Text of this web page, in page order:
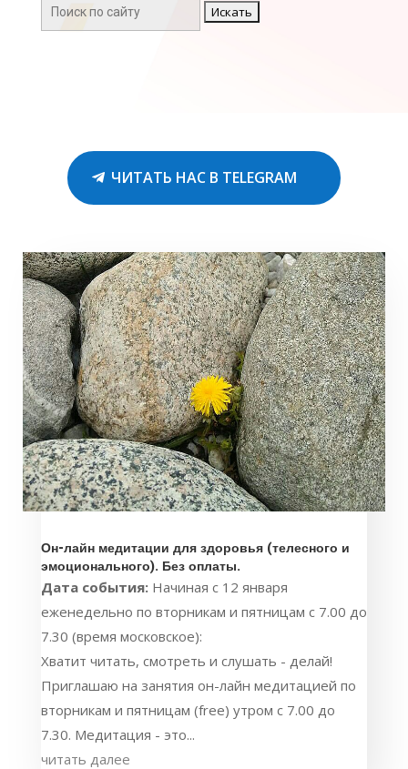
ЧИТАТЬ НАС В TELEGRAM
Он-лайн медитации для здоровья (телесного и
эмоционального). Без оплаты.
Дата события: Начиная с 12 января
еженедельно по вторникам и пятницам с 7.00 до
7.30 (время московское):
Хватит читать, смотреть и слушать - делай!
Приглашаю на занятия он-лайн медитацией по
вторникам и пятницам (free) утром с 7.00 до
7.30. Медитация - это...
читать далее